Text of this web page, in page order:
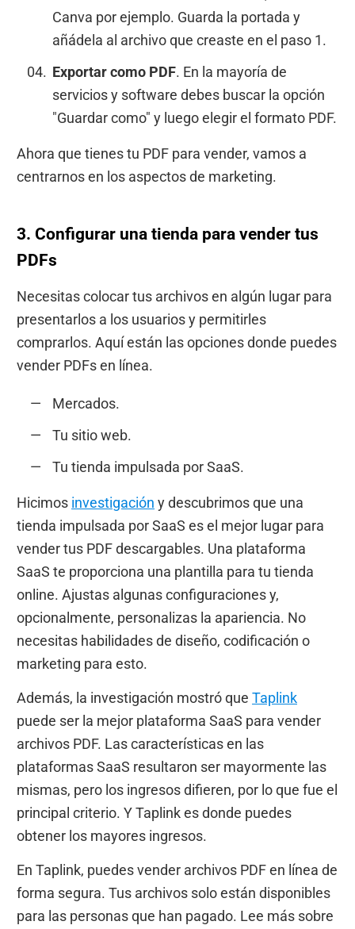
Canva por ejemplo. Guarda la portada y
añádela al archivo que creaste en el paso 1.
Exportar como PDF. En la mayoría de
servicios y software debes buscar la opción
"Guardar como" y luego elegir el formato PDF.
Ahora que tienes tu PDF para vender, vamos a
centrarnos en los aspectos de marketing.
3. Configurar una tienda para vender tus
PDFs
Necesitas colocar tus archivos en algún lugar para
presentarlos a los usuarios y permitirles
comprarlos. Aquí están las opciones donde puedes
vender PDFs en línea.
Mercados.
Tu sitio web.
Tu tienda impulsada por SaaS.
Hicimos investigación y descubrimos que una
tienda impulsada por SaaS es el mejor lugar para
vender tus PDF descargables. Una plataforma
SaaS te proporciona una plantilla para tu tienda
online. Ajustas algunas configuraciones y,
opcionalmente, personalizas la apariencia. No
necesitas habilidades de diseño, codificación o
marketing para esto.
Además, la investigación mostró que Taplink
puede ser la mejor plataforma SaaS para vender
archivos PDF. Las características en las
plataformas SaaS resultaron ser mayormente las
mismas, pero los ingresos difieren, por lo que fue el
principal criterio. Y Taplink es donde puedes
obtener los mayores ingresos.
En Taplink, puedes vender archivos PDF en línea de
forma segura. Tus archivos solo están disponibles
para las personas que han pagado. Lee más sobre